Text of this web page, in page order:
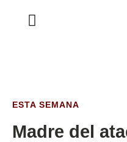
ESTA SEMANA
Madre del